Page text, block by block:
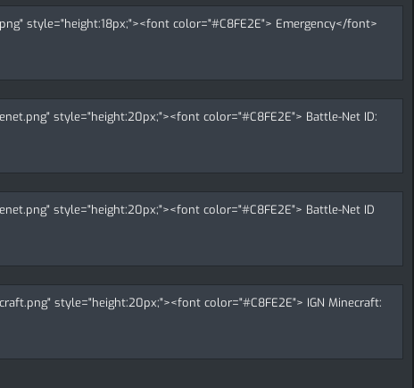
style="height:18px;"><font color="#C8FE2E"> Emergency</font>
style="height:20px;"><font color="#C8FE2E"> Battle-Net ID:
style="height:20px;"><font color="#C8FE2E"> Battle-Net ID
style="height:20px;"><font color="#C8FE2E"> IGN Minecraft: